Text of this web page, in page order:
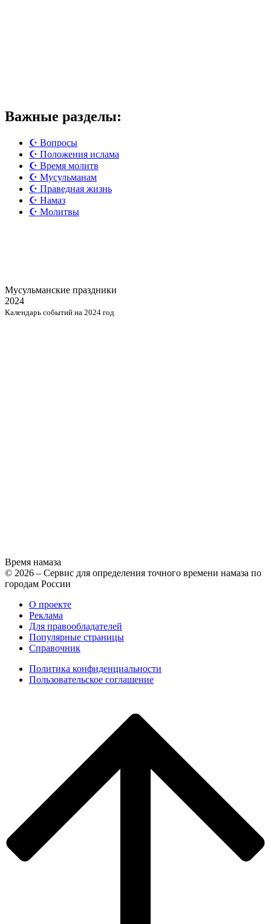
Важные разделы:
☪️ Вопросы
☪️ Положения ислама
☪️ Время молитв
☪️ Мусульманам
☪️ Праведная жизнь
☪️ Намаз
☪️ Молитвы
Мусульманские праздники
2024
Календарь событий на 2024 год
Время намаза
© 2026 – Сервис для определения точного времени намаза по
городам России
О проекте
Реклама
Для правообладателей
Популярные страницы
Справочник
Политика конфиденциальности
Пользовательское соглашение